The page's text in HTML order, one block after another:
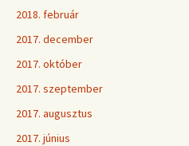
2018. február
2017. december
2017. október
2017. szeptember
2017. augusztus
2017. június